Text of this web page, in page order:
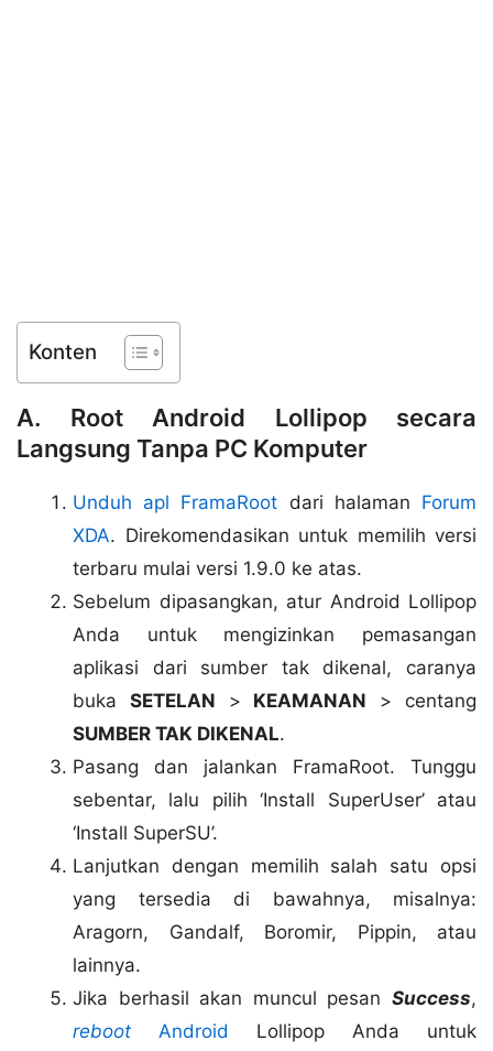
Konten
A. Root Android Lollipop secara
Langsung Tanpa PC Komputer
Unduh apl FramaRoot dari halaman Forum
XDA. Direkomendasikan untuk memilih versi
terbaru mulai versi 1.9.0 ke atas.
Sebelum dipasangkan, atur Android Lollipop
Anda untuk mengizinkan pemasangan
aplikasi dari sumber tak dikenal, caranya
buka SETELAN > KEAMANAN > centang
SUMBER TAK DIKENAL.
Pasang dan jalankan FramaRoot. Tunggu
sebentar, lalu pilih ‘Install SuperUser’ atau
‘Install SuperSU’.
Lanjutkan dengan memilih salah satu opsi
yang tersedia di bawahnya, misalnya:
Aragorn, Gandalf, Boromir, Pippin, atau
lainnya.
Jika berhasil akan muncul pesan Success,
reboot Android Lollipop Anda untuk